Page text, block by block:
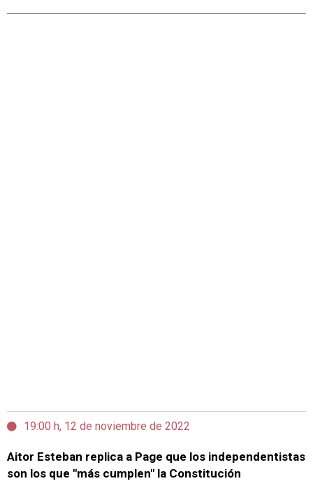
19:00 h, 12 de noviembre de 2022
Aitor Esteban replica a Page que los independentistas
son los que "más cumplen" la Constitución